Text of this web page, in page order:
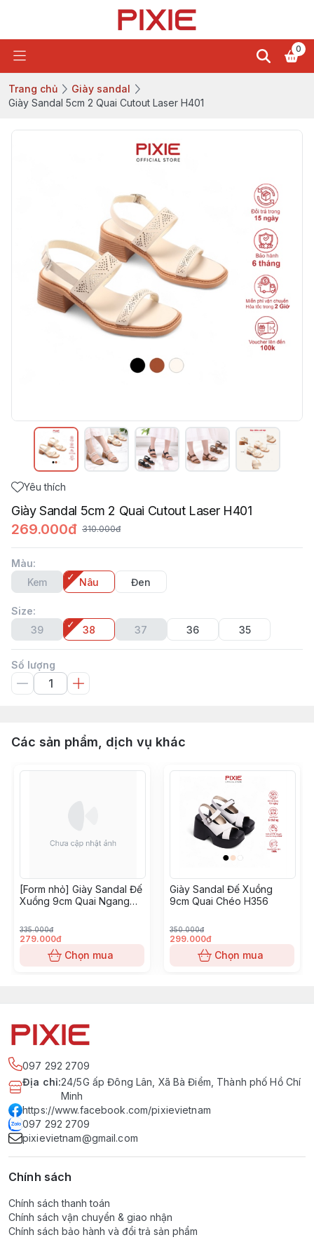
0
Trang chủ
Giày sandal
Giày Sandal 5cm 2 Quai Cutout Laser H401
Yêu thích
Giày Sandal 5cm 2 Quai Cutout Laser H401
269.000đ 310.000đ
Màu:
Kem
Nâu Đen
Size:
39
38 37 36 35
Số lượng
Các sản phẩm, dịch vụ khác
[Form nhỏ] Giày Sandal Đế
Xuồng 9cm Quai Ngang
335.000đ
279.000đ
Chọn mua
Giày Sandal Đế Xuồng
9cm Quai Chéo H356
350.000đ
299.000đ
Chọn mua
097 292 2709
Địa chỉ:24/5G ấp Đông Lân, Xã Bà Điểm, Thành phố Hồ Chí
Minh
https://www.facebook.com/pixievietnam
097 292 2709
pixievietnam@gmail.com
Chính sách
Chính sách thanh toán
Chính sách vận chuyển & giao nhận
Chính sách bảo hành và đổi trả sản phẩm